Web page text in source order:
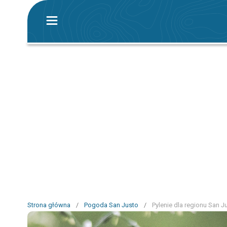
Strona główna / Pogoda San Justo / Pylenie dla regionu San